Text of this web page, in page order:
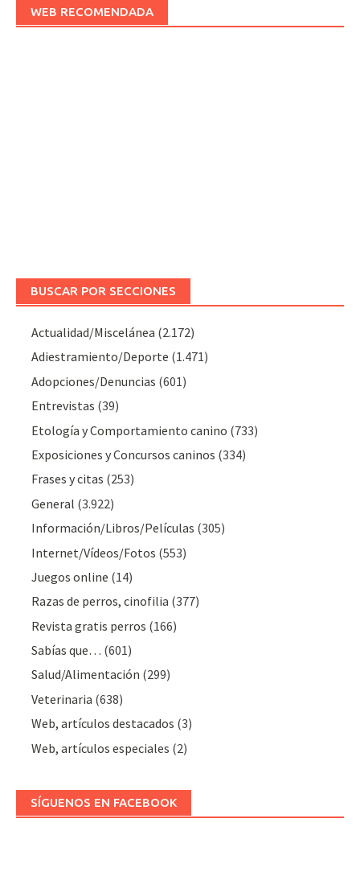
WEB RECOMENDADA
BUSCAR POR SECCIONES
Actualidad/Miscelánea (2.172)
Adiestramiento/Deporte (1.471)
Adopciones/Denuncias (601)
Entrevistas (39)
Etología y Comportamiento canino (733)
Exposiciones y Concursos caninos (334)
Frases y citas (253)
General (3.922)
Información/Libros/Películas (305)
Internet/Vídeos/Fotos (553)
Juegos online (14)
Razas de perros, cinofilia (377)
Revista gratis perros (166)
Sabías que… (601)
Salud/Alimentación (299)
Veterinaria (638)
Web, artículos destacados (3)
Web, artículos especiales (2)
SÍGUENOS EN FACEBOOK